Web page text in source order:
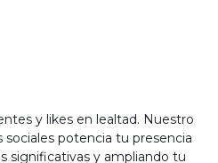
y likes en lealtad. Nuestro
potencia tu presencia
significativas y ampliando tu